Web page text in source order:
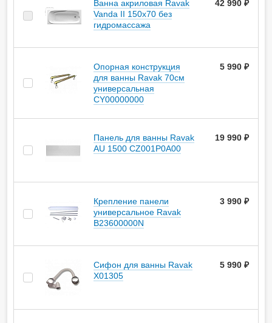
Ванна акриловая Ravak
Vanda II 150x70 без
гидромассажа
42 990 ₽
Опорная констpукция
для ванны Ravak 70см
универсальная
CY00000000
5 990 ₽
Панель для ванны Ravak
AU 1500 CZ001P0A00
19 990 ₽
Крепление панели
универсальное Ravak
B23600000N
3 990 ₽
Сифон для ванны Ravak
X01305
5 990 ₽